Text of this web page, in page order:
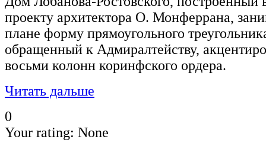
проекту архитектора О. Монферрана,
плане форму прямоугольного
обращенный к Адмиралтейству,
восьми колонн коринфского ордера.
Читать дальше
0
Your rating: None